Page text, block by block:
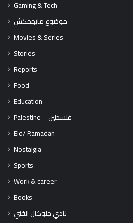
Gaming & Tech
موضوع مايهمكش
Movies & Series
Stories
Reports
Food
Education
Palestine – فلسطين
Eid/ Ramadan
Nostalgia
Sports
Work & career
Books
نادي جلوكال الفني